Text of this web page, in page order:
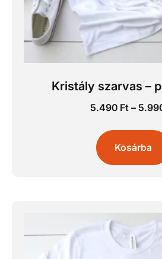
Kristály szarvas –
5.490 Ft –
Kosárba